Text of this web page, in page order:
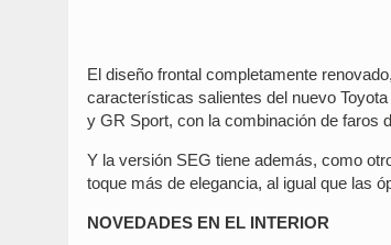
El diseño frontal completamente
características salientes del nuevo
y GR Sport, con la combinación de faros
Y la versión SEG tiene además, como
toque más de elegancia, al igual que las
NOVEDADES EN EL INTERIOR